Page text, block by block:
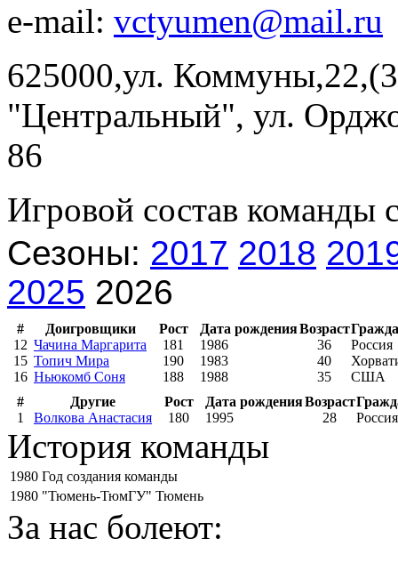
e-mail: vctyumen@mail.ru
625000,ул.
"Центральный", ул.
86
Игровой состав команды
Сезоны: 2017 2018
2025 2026
# Доигровщики Рост Дата рожденияВозраст
12 Чачина Маргарита 181 1986 36
Россия
15 Топич Мира 190 1983 40
16 Ньюкомб Соня 188 1988 35
США
#
Другие Рост Дата рожденияВозраст
1
Волкова Анастасия 180 1995 28 Россия
История команды
1980 Год создания команды
1980 "Тюмень-ТюмГУ" Тюмень
За нас болеют: